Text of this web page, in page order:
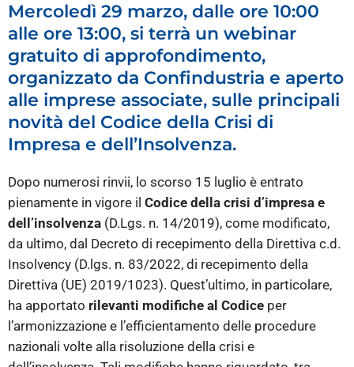
Mercoledì 29 marzo, dalle ore 10:00
alle ore 13:00, si terrà un webinar
gratuito di approfondimento,
organizzato da Confindustria e aperto
alle imprese associate, sulle principali
novità del Codice della Crisi di
Impresa e dell’Insolvenza.
Dopo numerosi rinvii, lo scorso 15 luglio è entrato
pienamente in vigore il Codice della crisi d’impresa e
dell’insolvenza (D.Lgs. n. 14/2019), come modificato,
da ultimo, dal Decreto di recepimento della Direttiva c.d.
Insolvency (D.lgs. n. 83/2022, di recepimento della
Direttiva (UE) 2019/1023). Quest’ultimo, in particolare,
ha apportato rilevanti modifiche al Codice per
l’armonizzazione e l’efficientamento delle procedure
nazionali volte alla risoluzione della crisi e